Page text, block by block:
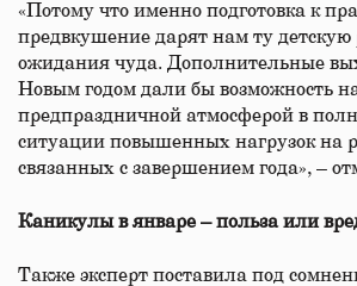
«Потому что именно подготовка к
предвкушение дарят нам ту детскую
ожидания чуда. Дополнительные
Новым годом дали бы возможность
предпраздничной атмосферой в
ситуации повышенных нагрузок на
связанных с завершением года», –
Каникулы в январе – польза или
Также эксперт поставила под